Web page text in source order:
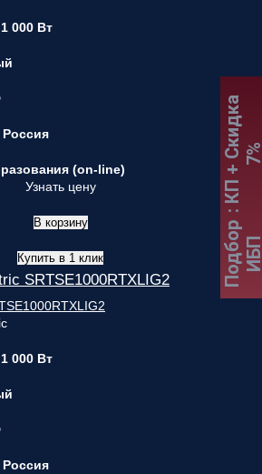
000 Вт
Россия
(on-line)
Узнать цену
В корзину
Купить в 1 клик
SRTSE1000RTXLIG2
000 Вт
Россия
Подбор
:
К
П
+
С
к
и
д
к
а
7